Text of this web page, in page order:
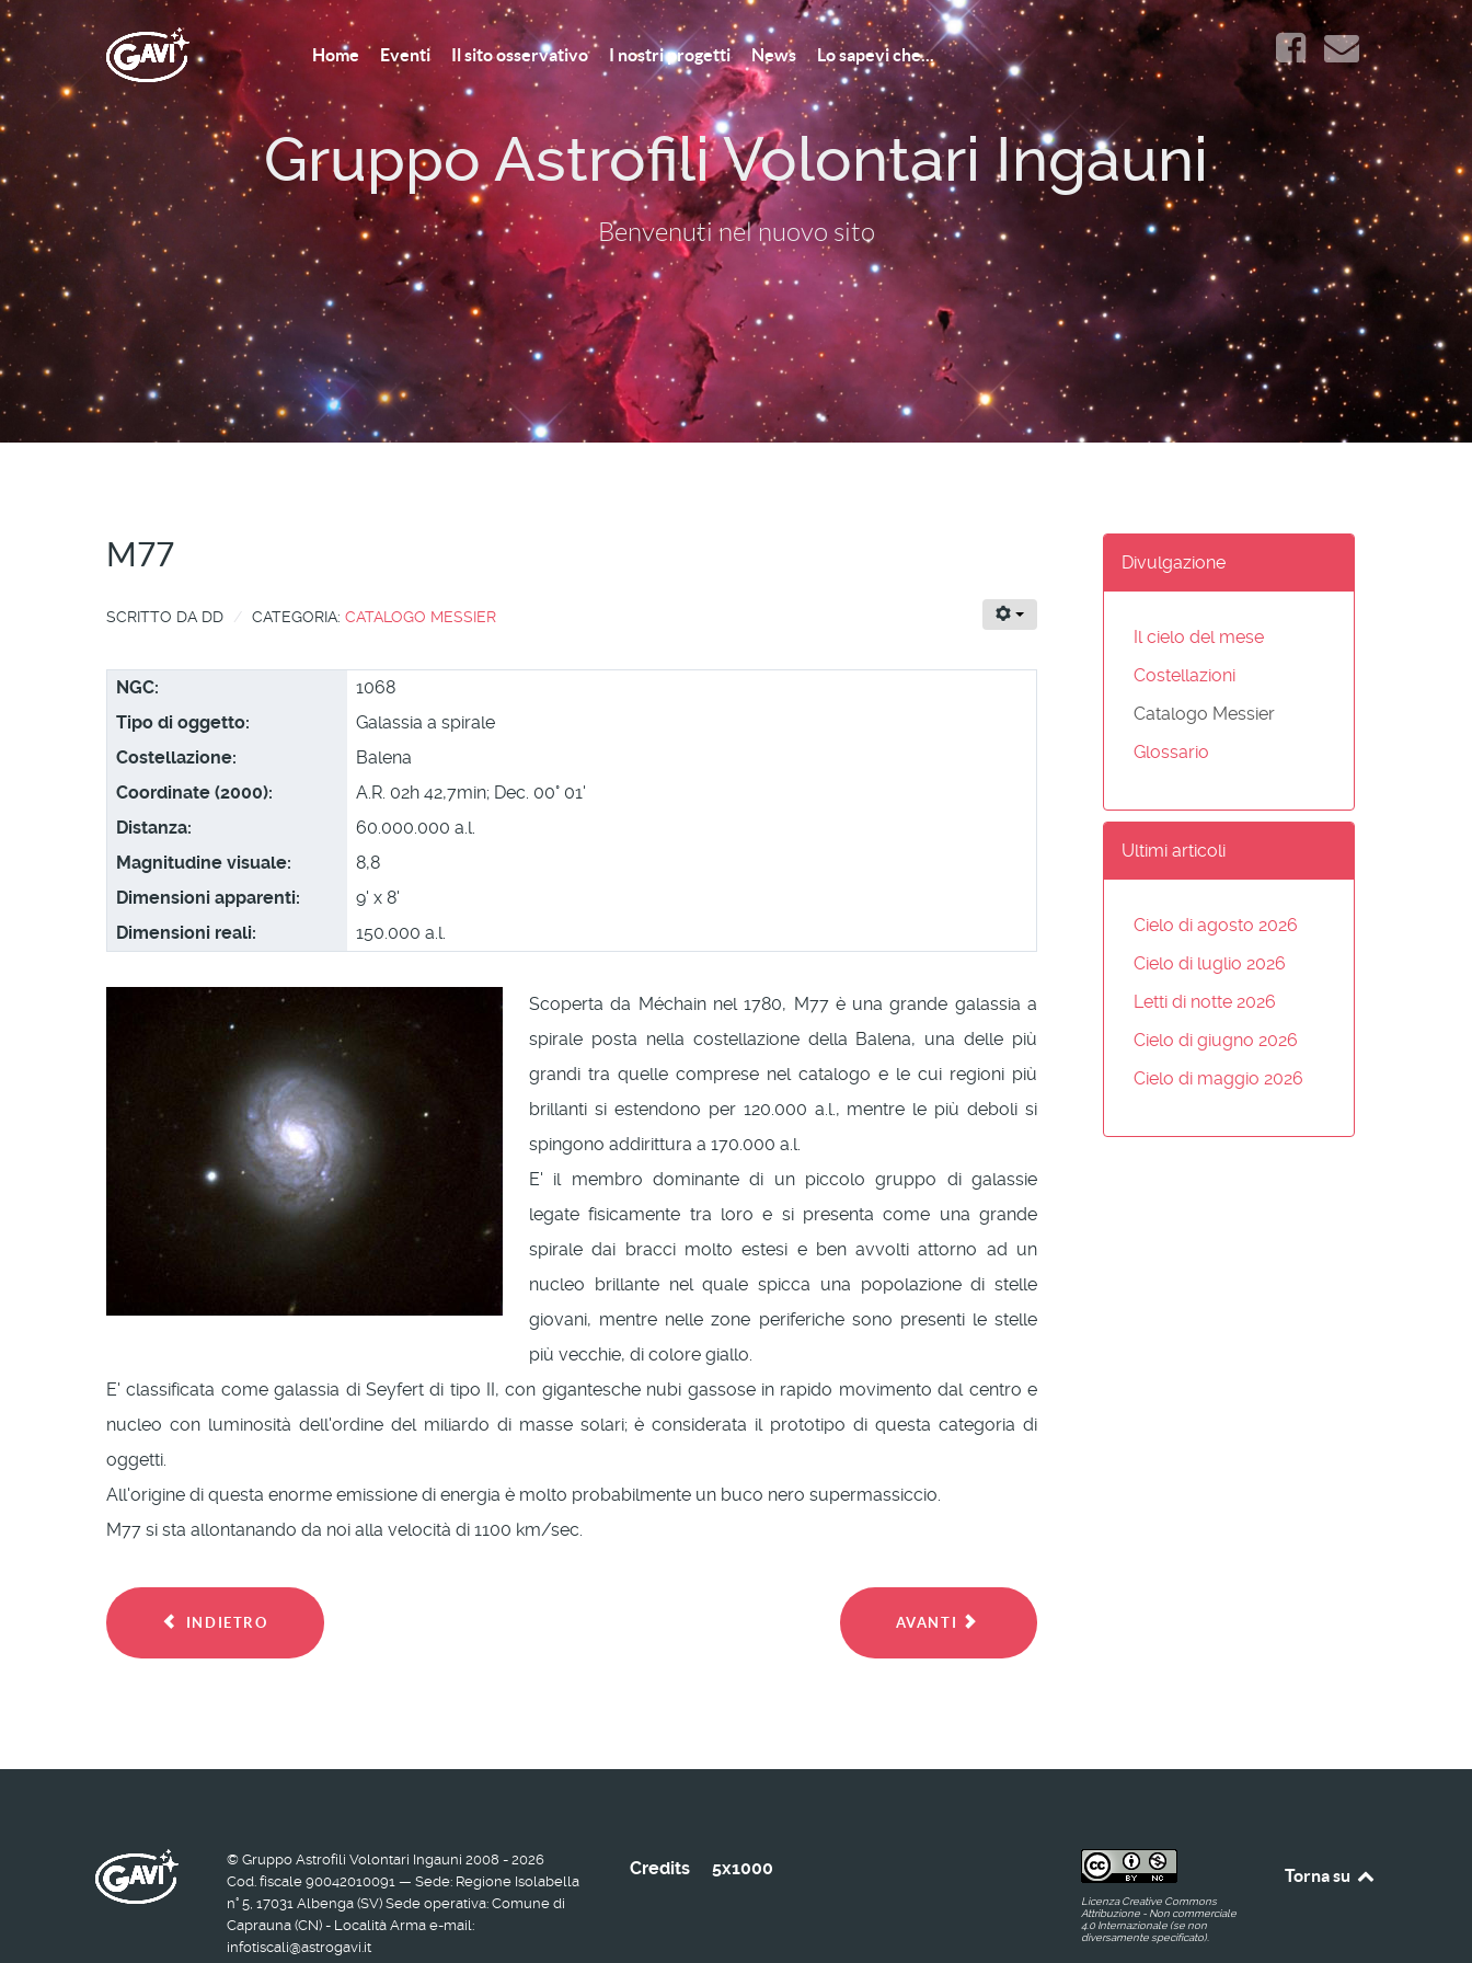
Home Eventi Il sito osservativo I nostri progetti News Lo sapevi che...
Gruppo Astrofili Volontari Ingauni
Benvenuti nel nuovo sito
M77
SCRITTO DA DD CATEGORIA: CATALOGO MESSIER
NGC:
1068
Tipo di oggetto:
Galassia a spirale
Costellazione:
Balena
Coordinate (2000):
A.R. 02h 42,7min; Dec. 00° 01'
Distanza:
60.000.000 a.l.
Magnitudine visuale:
8,8
Dimensioni apparenti:
9' x 8'
Dimensioni reali:
150.000 a.l.
Scoperta da Méchain nel 1780, M77 è una grande galassia a
spirale posta nella costellazione della Balena, una delle più
grandi tra quelle comprese nel catalogo e le cui regioni più
brillanti si estendono per 120.000 a.l., mentre le più deboli si
spingono addirittura a 170.000 a.l.
E' il membro dominante di un piccolo gruppo di galassie
legate fisicamente tra loro e si presenta come una grande
spirale dai bracci molto estesi e ben avvolti attorno ad un
nucleo brillante nel quale spicca una popolazione di stelle
giovani, mentre nelle zone periferiche sono presenti le stelle
più vecchie, di colore giallo.
E' classificata come galassia di Seyfert di tipo II, con gigantesche nubi gassose in rapido movimento dal centro e
nucleo con luminosità dell'ordine del miliardo di masse solari; è considerata il prototipo di questa categoria di
oggetti.
All'origine di questa enorme emissione di energia è molto probabilmente un buco nero supermassiccio.
M77 si sta allontanando da noi alla velocità di 1100 km/sec.
INDIETRO AVANTI
Divulgazione
Il cielo del mese
Costellazioni
Catalogo Messier
Glossario
Ultimi articoli
Cielo di agosto 2026
Cielo di luglio 2026
Letti di notte 2026
Cielo di giugno 2026
Cielo di maggio 2026
© Gruppo Astrofili Volontari Ingauni 2008 - 2026
Cod. fiscale 90042010091 — Sede: Regione Isolabella
n° 5, 17031 Albenga (SV) Sede operativa: Comune di
Caprauna (CN) - Località Arma e-mail:
infotiscali@astrogavi.it
Credits 5x1000
Licenza Creative Commons
Attribuzione - Non commerciale
4.0 Internazionale (se non
diversamente specificato).
Torna su